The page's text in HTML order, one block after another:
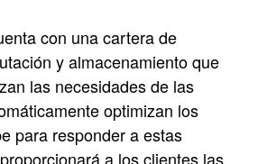
con una cartera de
y almacenamiento que
las necesidades de las
optimizan los
para responder a estas
a los clientes las